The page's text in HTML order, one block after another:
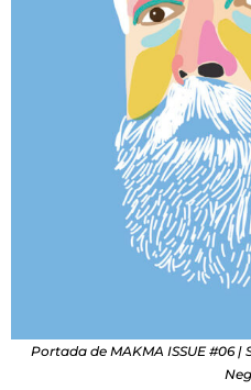
Portada de MAKMA ISSUE #06